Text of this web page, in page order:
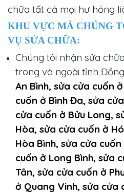
chữa tất cả mọi hư hỏng
KHU VỰC MÀ CHÚNG
VỤ SỬA CHỮA:
Chúng tôi nhận sửa
trong và ngoài tỉnh
An Bình, sửa cửa cuốn
cuốn ở Bình Đa, sửa
cửa cuốn ở Bửu Long,
Hòa, sửa cửa cuốn ở
Hòa Bình, sửa cửa
cuốn ở Long Bình, sửa
Tân, sửa cửa cuốn ở
ở Quang Vinh, sửa cửa